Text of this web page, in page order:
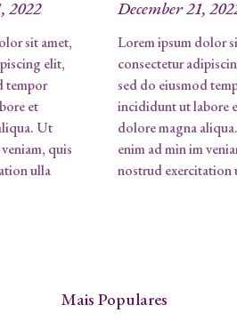
2022
sit amet,
elit,
tempor
et
Ut
quis
ulla
December 21,
Lorem ipsum dolor
consectetur
sed do eiusmod
incididunt ut labore
dolore magna
enim ad min im
nostrud exercitation
Mais Populares